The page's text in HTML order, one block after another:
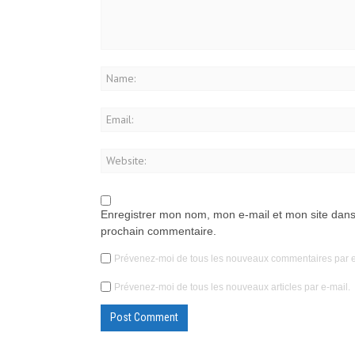
Enregistrer mon nom, mon e-mail et mon site
prochain commentaire.
Prévenez-moi de tous les nouveaux commentaires par
Prévenez-moi de tous les nouveaux articles par e-mail.